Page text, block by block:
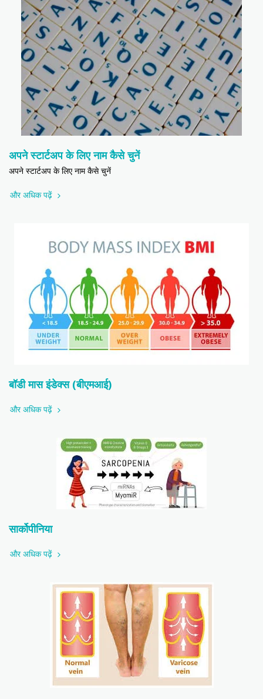
अपने स्टार्टअप के लिए नाम कैसे चुनें
अपने स्टार्टअप के लिए नाम कैसे चुनें
और अधिक पढ़ें
बॉडी मास इंडेक्स (बीएमआई)
और अधिक पढ़ें
सार्कोपीनिया
और अधिक पढ़ें